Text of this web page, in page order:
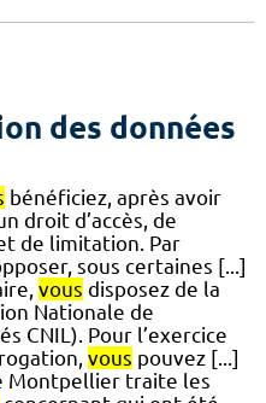
des données
bénéficiez, après avoir
droit d’accès, de
de limitation. Par
sous certaines [...]
vous disposez de la
Nationale de
CNIL). Pour l’exercice
vous pouvez [...]
Montpellier traite les